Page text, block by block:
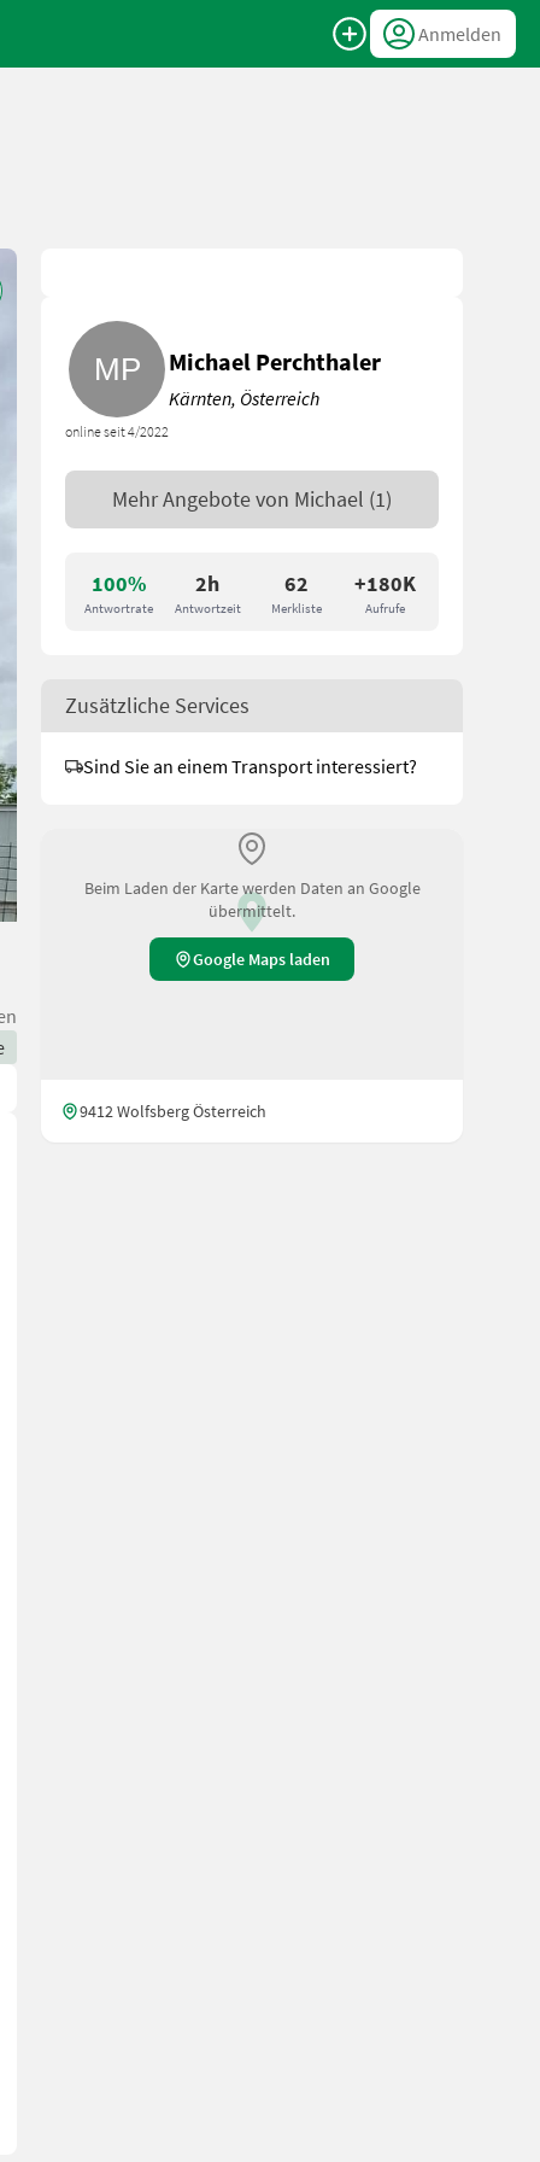
Anmelden
100%
Antwortrate
2h
Antwortzeit
62
Merkliste
+180K
Aufrufe
online seit 4/2022
Michael Perchthaler
Kärnten, Österreich
Mehr Angebote von Michael (1)
Zusätzliche Services
Sind Sie an einem Transport interessiert?
Beim Laden der Karte werden Daten an Google
übermittelt.
Google Maps laden
9412 Wolfsberg Österreich